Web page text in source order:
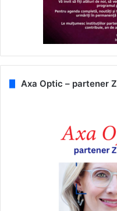
Axa Optic – partener